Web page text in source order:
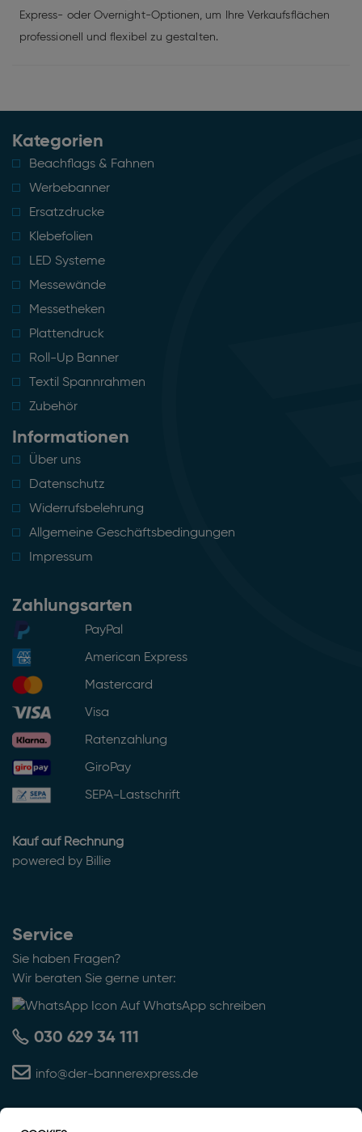
Express- oder Overnight-Optionen, um Ihre Verkaufsflächen
professionell und flexibel zu gestalten.
Kategorien
Beachflags & Fahnen
Werbebanner
Ersatzdrucke
Klebefolien
LED Systeme
Messewände
Messetheken
Plattendruck
Roll-Up Banner
Textil Spannrahmen
Zubehör
Informationen
Über uns
Datenschutz
Widerrufsbelehrung
Allgemeine Geschäftsbedingungen
Impressum
Zahlungsarten
PayPal
American Express
Mastercard
Visa
Ratenzahlung
GiroPay
SEPA-Lastschrift
Kauf auf Rechnung
powered by Billie
Service
Sie haben Fragen?
Wir beraten Sie gerne unter:
Auf WhatsApp schreiben
030 629 34 111
info@der-bannerexpress.de